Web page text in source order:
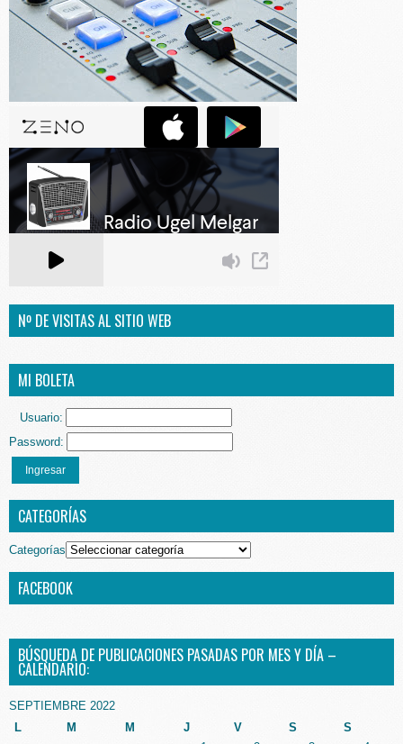
Nº DE VISITAS AL SITIO WEB
MI BOLETA
Usuario:
Password:
Ingresar
CATEGORÍAS
Categorías
FACEBOOK
BÚSQUEDA DE PUBLICACIONES PASADAS POR MES Y DÍA –
CALENDARIO:
SEPTIEMBRE 2022
L
M M J V S S